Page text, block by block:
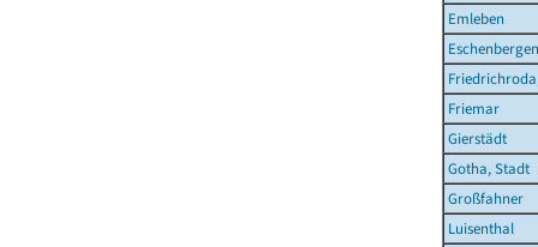
Emleben
Eschenbergen
Friemar
Gierstädt
Gotha, Stadt
Großfahner
Luisenthal